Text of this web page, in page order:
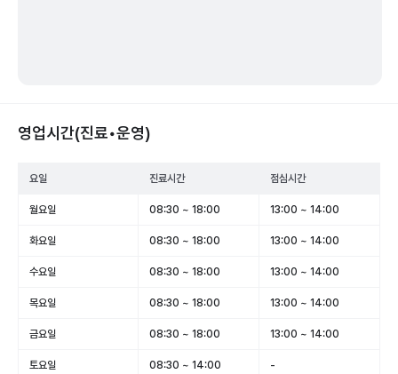
영업시간(진료•운영)
요일 진료시간 점심시간
월요일 08:30 ~ 18:00 13:00 ~ 14:00
화요일 08:30 ~ 18:00 13:00 ~ 14:00
수요일 08:30 ~ 18:00 13:00 ~ 14:00
목요일 08:30 ~ 18:00 13:00 ~ 14:00
금요일 08:30 ~ 18:00 13:00 ~ 14:00
토요일 08:30 ~ 14:00 -